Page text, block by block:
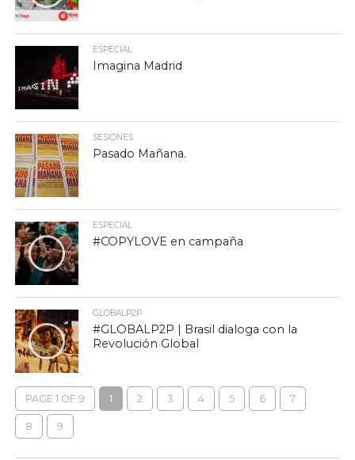
ESPECIAL
Imagina Madrid
SESIONES
Pasado Mañana.
ESPECIAL
#COPYLOVE en campaña
GLOBALP2P
#GLOBALP2P | Brasil dialoga con la
Revolución Global
PAGE 1 OF 9 1 2 3 4 5 6 7
8 9